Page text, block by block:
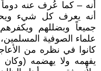
أنه – كما عُرف عنه
أنه يعرف كل شيء
جميعاً وبضللهم
علماء الصوفية المسلمين،
كانوا في نظره من
يفهمه ولا يهضمه (وكان